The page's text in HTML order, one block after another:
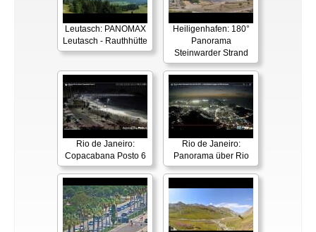
Leutasch: PANOMAX
Leutasch - Rauthhütte
Heiligenhafen: 180°
Panorama
Steinwarder Strand
Rio de Janeiro:
Copacabana Posto 6
Rio de Janeiro:
Panorama über Rio